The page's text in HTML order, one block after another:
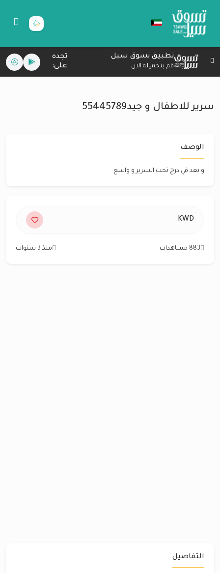
تطبيق تسوق سيل
قم بتحميله الان
تجده
على:
سرير للاطفال و جيد55445789
الوصف
و بعد في درج تحت السرير و واسع
KWD
883 مشاهدات منذ 3 سنوات
التفاصيل